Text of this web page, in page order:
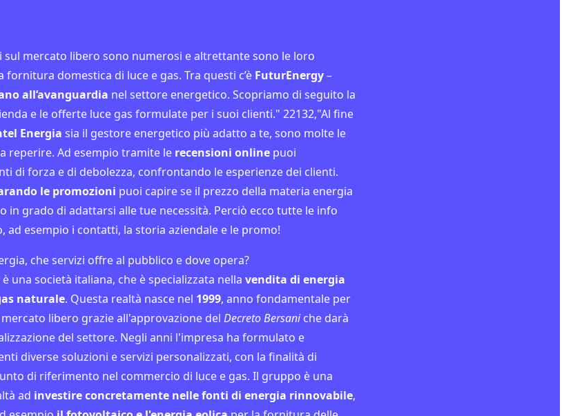
mercato libero sono numerosi e altrettante sono le loro
fornitura domestica di luce e gas. Tra questi c’è FuturEnergy–
all’avanguardia nel settore energetico. Scopriamo di seguito la
e le offerte luce gas formulate per i suoi clienti." 22132,"Al fine
Energia sia il gestore energetico più adatto a te, sono molte le
reperire. Ad esempio tramite le recensioni onlinepuoi
di forza e di debolezza, confrontando le esperienze dei clienti.
le promozioni puoi capire se il prezzo della materia energia
in grado di adattarsi alle tue necessità. Perciò ecco tutte le info
ad esempio i contatti, la storia aziendale e le promo!
che servizi offre al pubblico e dove opera?
è una società italiana, che è specializzata nella vendita di energia
naturale. Questa realtà nasce nel 1999, anno fondamentale per
libero grazie all'approvazione del Decreto Bersaniche darà
del settore. Negli anni l'impresa ha formulato e
diverse soluzioni e servizi personalizzati, con la finalità di
di riferimento nel commercio di luce e gas. Il gruppo è una
ad investire concretamente nelle fonti di energia rinnovabile,